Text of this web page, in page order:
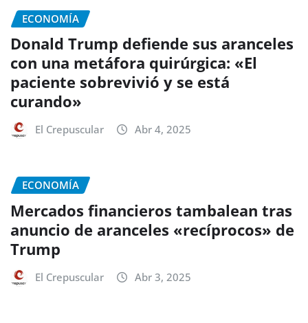
ECONOMÍA
Donald Trump defiende sus aranceles
con una metáfora quirúrgica: «El
paciente sobrevivió y se está
curando»
El Crepuscular Abr 4, 2025
ECONOMÍA
Mercados financieros tambalean tras
anuncio de aranceles «recíprocos» de
Trump
El Crepuscular Abr 3, 2025